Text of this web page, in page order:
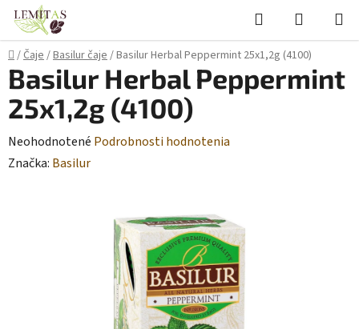
Prejsť
obsah
Hľadať
KOŠÍK
Domov
/Čaje/Basilur čaje/Basilur Herbal Peppermint 25x1,2g (4100)
Basilur Herbal Peppermint
25x1,2g (4100)
Priemerné
hodnotenie
Neohodnotené Podrobnosti hodnotenia
Značka: Basilur